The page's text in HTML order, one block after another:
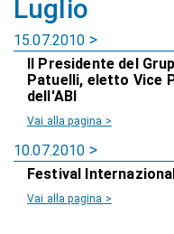
Luglio
15.07.2010
Il Presidente del
Patuelli, eletto Vice
dell'ABI
Vai alla pagina >
10.07.2010
Festival
Vai alla pagina >